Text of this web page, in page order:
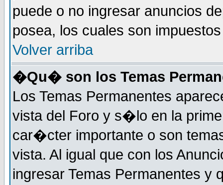
puede o no ingresar anuncios
posea, los cuales son
Volver arriba
�Qu� son los Temas
Los Temas Permanentes
vista del Foro y s�lo en la
car�cter importante o son
vista. Al igual que con los
ingresar Temas Permanentes y